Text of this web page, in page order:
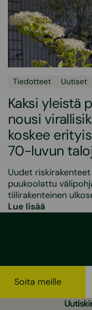
Tiedotteet Uutiset
Kaksi yleistä
nousi
koskee
70-luvun
Uudet
puukoolattu
tiilirakenteinen
Lue lisää
Soita meille